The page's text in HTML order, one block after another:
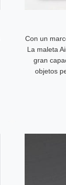
Con un
La maleta
gran
objetos